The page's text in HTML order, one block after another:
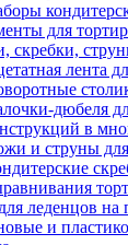
для
скребки,
лента
дюбеля
в
и струны для
леденцов на
и